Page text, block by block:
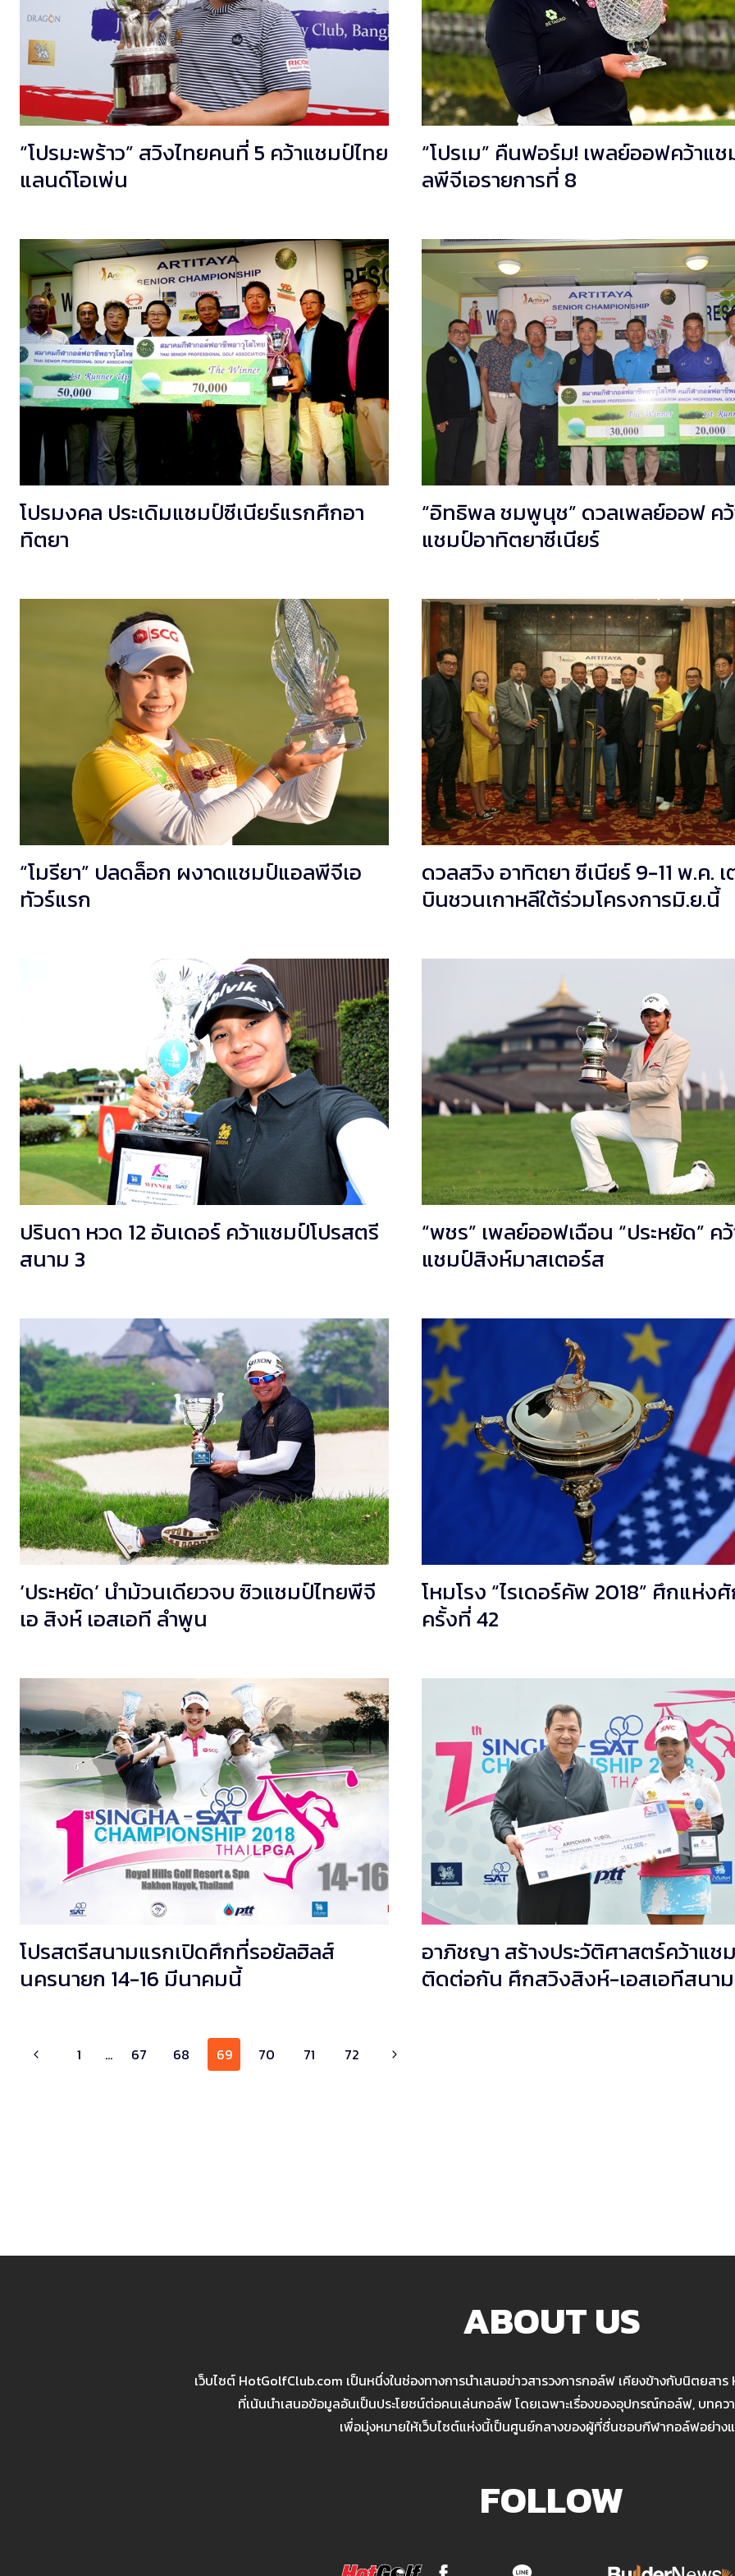
“โปรมะพร้าว” สวิงไทยคนที่ 5 คว้าแชมป์ไทย
แลนด์โอเพ่น
“โปรเม” คืนฟอร์ม! เพลย์ออฟคว้าแ
ลพีจีเอรายการที่ 8
โปรมงคล ประเดิมแชมป์ซีเนียร์แรกศึกอา
ทิตยา
“อิทธิพล ชมพูนุช” ดวลเพลย์ออฟ ค
แชมป์อาทิตยาซีเนียร์
“โมรียา” ปลดล็อก ผงาดแชมป์แอลพีจีเอ
ทัวร์แรก
ดวลสวิง อาทิตยา ซีเนียร์ 9-11 พ.ค.
บินชวนเกาหลีใต้ร่วมโครงการมิ.ย.นี้
ปรินดา หวด 12 อันเดอร์ คว้าแชมป์โปรสตรี
สนาม 3
“พชร” เพลย์ออฟเฉือน “ประหยัด” ค
แชมป์สิงห์มาสเตอร์ส
‘ประหยัด’ นำม้วนเดียวจบ ซิวแชมป์ไทยพีจี
เอ สิงห์ เอสเอที ลำพูน
โหมโรง “ไรเดอร์คัพ 2018” ศึกแห่ง
ครั้งที่ 42
โปรสตรีสนามแรกเปิดศึกที่รอยัลฮิลส์
นครนายก 14-16 มีนาคมนี้
อาภิชญา สร้างประวัติศาสตร์คว้าแช
ติดต่อกัน ศึกสวิงสิงห์-เอสเอทีสนา
Page1 … 67 68 69 70 71 72
ABOUT US
เว็บไซต์ HotGolfClub.com เป็นหนึ่งในช่องทางการนำเสนอข่าวสารวงการกอล์ฟ เคียงข้างกับนิตยส
ที่เน้นนำเสนอข้อมูลอันเป็นประโยชน์ต่อคนเล่นกอล์ฟ โดยเฉพาะเรื่องของอุปกรณ์กอล์ฟ, บทคว
เพื่อมุ่งหมายให้เว็บไซต์แห่งนี้เป็นศูนย์กลางของผู้ที่ชื่นชอบกีฬากอล์ฟอย่าง
FOLLOW